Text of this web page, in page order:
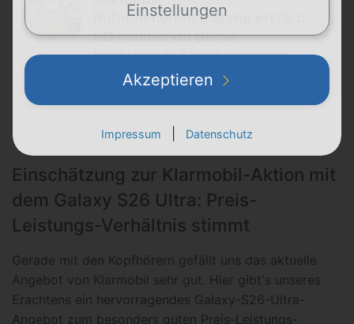
Rufnummernmitnahme erklärt:
SO nimmst du deine
bestehende Handynummer
einfach mit
Einschätzung zur Klarmobil-Aktion mit
dem Galaxy S26 Ultra: Preis-
Leistungs-Verhältnis stimmt
Gerade mit den Kopfhörern gefällt uns das aktuelle
Angebot von Klarmobil sehr gut. Hier gibt's unseres
Erachtens ein hervorragendes Galaxy-S26-Ultra-
Angebot zum besonders guten Preis-Leistungs-
Einstellungen
Akzeptieren
Impressum Datenschutz